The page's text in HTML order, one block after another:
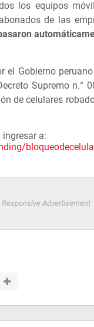
los equipos
de las
el Gobierno
Supremo n.°
de celulares
a:
Responsive Advertisement